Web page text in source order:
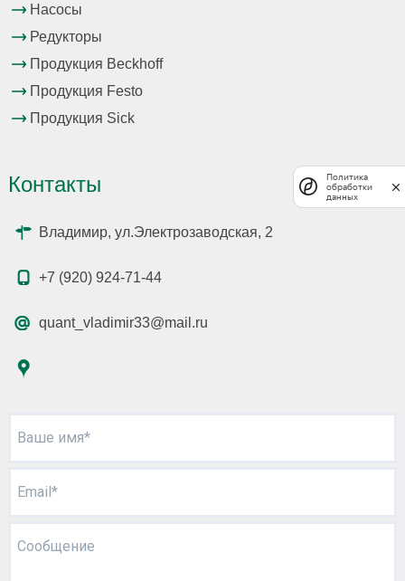
Насосы
Редукторы
Продукция Beckhoff
Продукция Festo
Продукция Sick
Контакты
Владимир, ул.Электрозаводская, 2
+7 (920) 924-71-44
quant_vladimir33@mail.ru
Ваше имя*
Email*
Сообщение
Политика
обработки
данных